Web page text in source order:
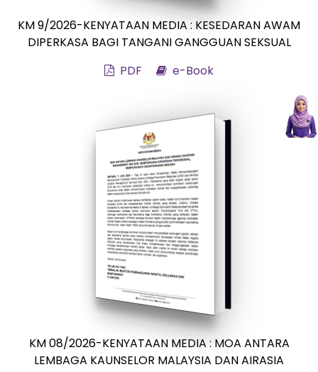
KM 9/2026-KENYATAAN MEDIA : KESEDARAN AWAM
DIPERKASA BAGI TANGANI GANGGUAN SEKSUAL
PDF
e-Book
KM 08/2026-KENYATAAN MEDIA : MOA ANTARA
LEMBAGA KAUNSELOR MALAYSIA DAN AIRASIA